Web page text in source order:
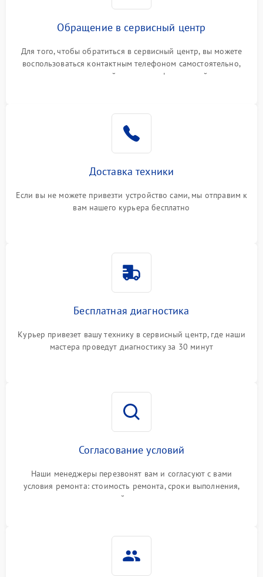
Обращение в сервисный центр
Для того, чтобы обратиться в сервисный центр, вы можете
воспользоваться контактным телефоном самостоятельно,
или оставить свой номер телефона на сайте
Доставка техники
Если вы не можете привезти устройство сами, мы отправим к
вам нашего курьера бесплатно
Бесплатная диагностика
Курьер привезет вашу технику в сервисный центр, где наши
мастера проведут диагностику за 30 минут
Согласование условий
Наши менеджеры перезвонят вам и согласуют с вами
условия ремонта: стоимость ремонта, сроки выполнения,
гарантийные условия